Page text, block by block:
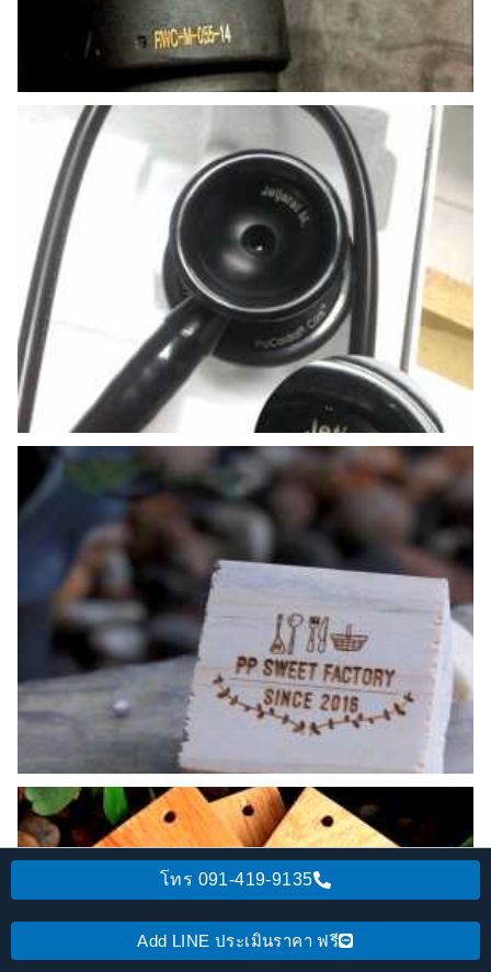
โทร 091-419-9135
Add LINE ประเมินราคา ฟรี